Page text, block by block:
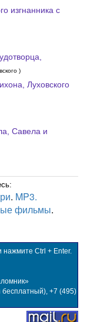
изгнанника с
)
Луховского
Савела и
. MP3.
фильмы.
Ctrl + Enter.
+7 (495)